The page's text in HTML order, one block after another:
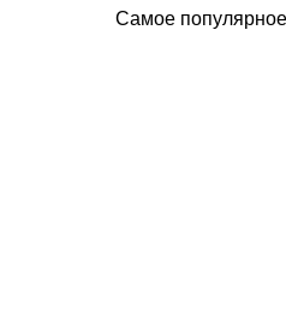
Самое